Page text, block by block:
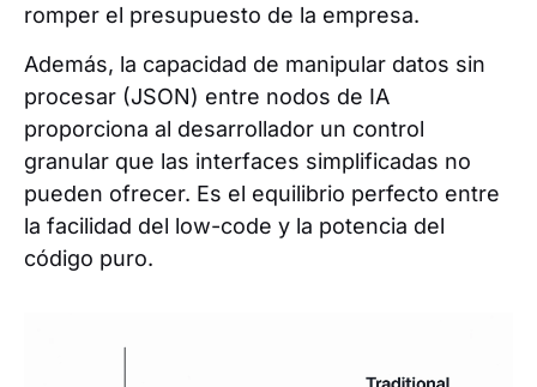
romper el presupuesto de la empresa.
Además, la capacidad de manipular datos sin
procesar (JSON) entre nodos de IA
proporciona al desarrollador un control
granular que las interfaces simplificadas no
pueden ofrecer. Es el equilibrio perfecto entre
la facilidad del low-code y la potencia del
código puro.